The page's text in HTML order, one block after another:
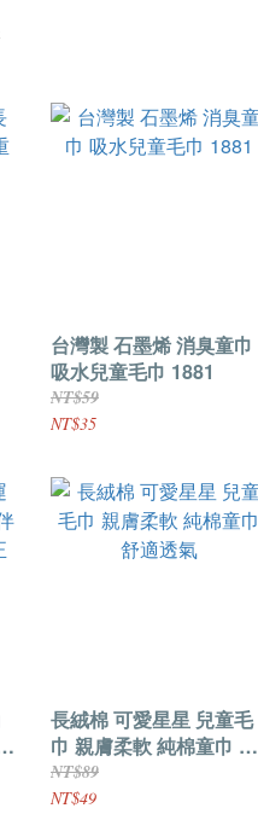
台灣製 石墨烯 消臭童巾
吸水兒童毛巾 1881
NT$59
NT$35
長絨棉 可愛星星 兒童毛
巾 親膚柔軟 純棉童巾 舒
適透氣
NT$89
NT$49